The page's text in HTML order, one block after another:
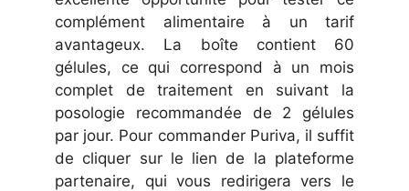
complément alimentaire à un tarif
avantageux. La boîte contient 60
gélules, ce qui correspond à un mois
complet de traitement en suivant la
posologie recommandée de 2 gélules
par jour. Pour commander Puriva, il suffit
de cliquer sur le lien de la plateforme
partenaire, qui vous redirigera vers le